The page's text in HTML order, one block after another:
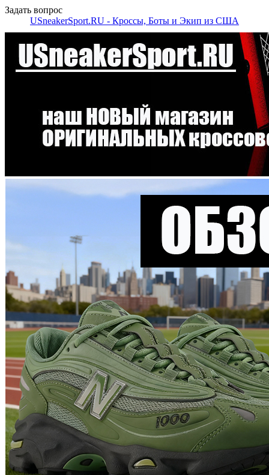
Задать вопрос
USneakerSport.RU - Кроссы, Боты и Экип из США